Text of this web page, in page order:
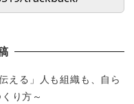
える」人も組織も、自ら
り方～